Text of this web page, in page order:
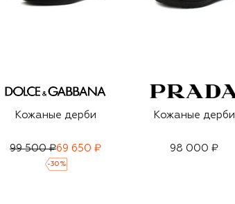
Кожаные дерби
99 500 ₽69 650 ₽
-30 %
Кожаные дерби
98 000 ₽